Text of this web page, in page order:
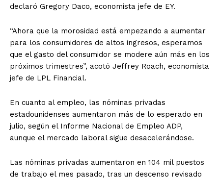
declaró Gregory Daco, economista jefe de EY.
“Ahora que la morosidad está empezando a aumentar
para los consumidores de altos ingresos, esperamos
que el gasto del consumidor se modere aún más en los
próximos trimestres”, acotó Jeffrey Roach, economista
jefe de LPL Financial.
En cuanto al empleo, las nóminas privadas
estadounidenses aumentaron más de lo esperado en
julio, según el Informe Nacional de Empleo ADP,
aunque el mercado laboral sigue desacelerándose.
Las nóminas privadas aumentaron en 104 mil puestos
de trabajo el mes pasado, tras un descenso revisado